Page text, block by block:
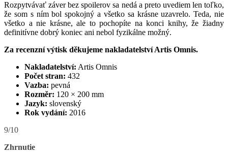
Rozpytvávať záver bez spoilerov sa nedá a preto uvediem len toľko,
že som s ním bol spokojný a všetko sa krásne uzavrelo. Teda, nie
všetko a nie krásne, ale to pochopíte na konci knihy, že žiadny
definitívne dobrý koniec ani nebol fyzikálne možný.
Za recenzní výtisk děkujeme nakladatelstvíArtis Omnis.
Nakladatelství: Artis Omnis
Počet stran: 432
Vazba: pevná
Rozměr: 120 × 200 mm
Jazyk: slovenský
Rok vydání: 2016
9/10
Zhrnutie